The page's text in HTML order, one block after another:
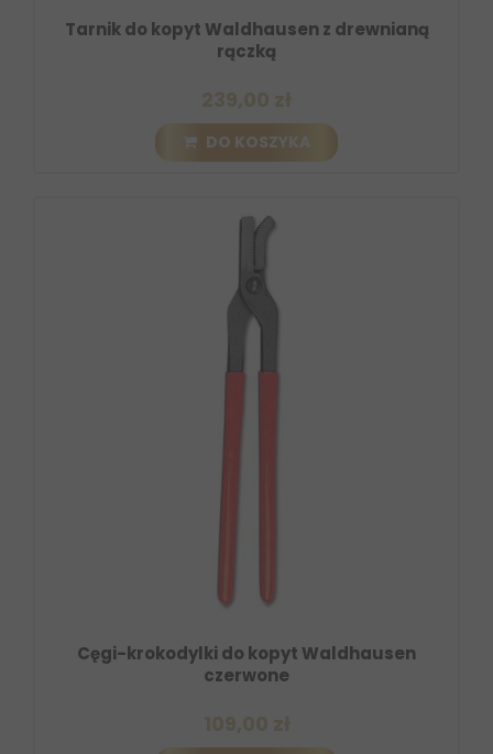
Tarnik do kopyt Waldhausen z drewnianą
rączką
DO KOSZYKA
Cęgi-krokodylki do kopyt Waldhausen
czerwone